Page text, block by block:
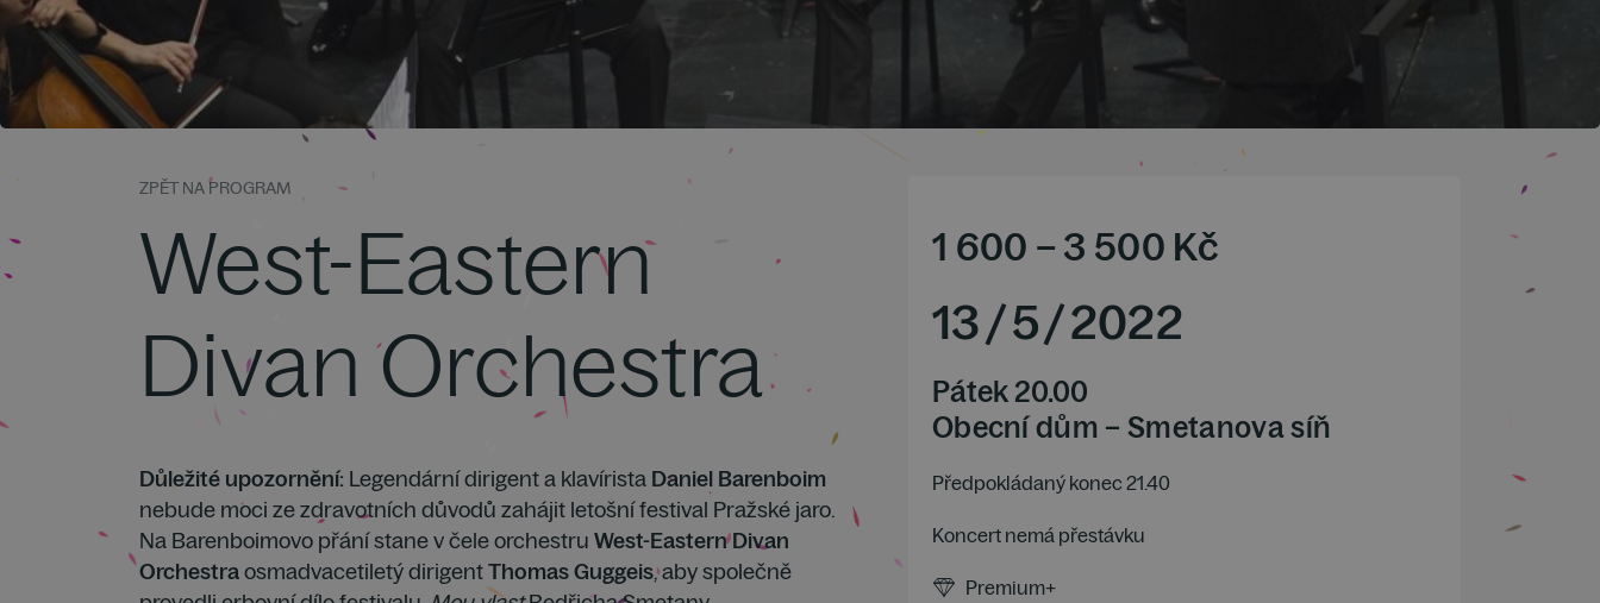
ZPĚT NA PROGRAM
West-Eastern
Divan Orchestra
Důležité upozornění: Legendární dirigent a klavírista Daniel Barenboim
nebude moci ze zdravotních důvodů zahájit letošní festival Pražské jaro.
Na Barenboimovo přání stane v čele orchestru West-Eastern Divan
Orchestraosmadvacetiletý dirigentThomas Guggeis, aby společně
1 600 – 3 500 Kč
13/5/2022
Pátek 20.00
Obecní dům – Smetanova síň
Předpokládaný konec 21.40
Koncert nemá přestávku
Premium+